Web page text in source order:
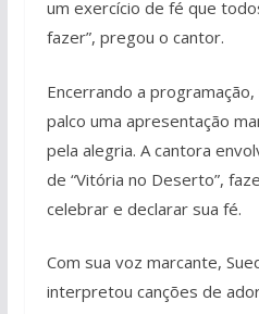
um exercício de fé que
fazer”, pregou o cantor.
Encerrando a programação,
palco uma apresentação
pela alegria. A cantora
de “Vitória no Deserto”,
celebrar e declarar sua fé.
Com sua voz marcante,
interpretou canções de